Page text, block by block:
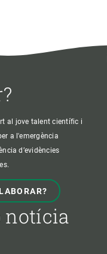
al jove talent científic i
a l'emergència
d’evidències
notícia